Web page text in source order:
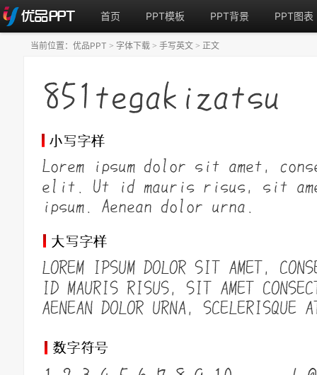
首页 PPT模板 PPT背景 PPT图表
当前位置： 优品PPT > 字体下载 > 手写英文 > 正文